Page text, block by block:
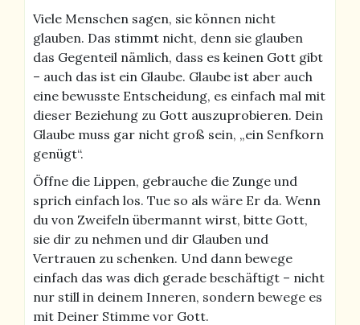
Viele Menschen sagen, sie können nicht
glauben. Das stimmt nicht, denn sie glauben
das Gegenteil nämlich, dass es keinen Gott gibt
– auch das ist ein Glaube. Glaube ist aber auch
eine bewusste Entscheidung, es einfach mal mit
dieser Beziehung zu Gott auszuprobieren. Dein
Glaube muss gar nicht groß sein, „ein Senfkorn
genügt“.
Öffne die Lippen, gebrauche die Zunge und
sprich einfach los. Tue so als wäre Er da. Wenn
du von Zweifeln übermannt wirst, bitte Gott,
sie dir zu nehmen und dir Glauben und
Vertrauen zu schenken. Und dann bewege
einfach das was dich gerade beschäftigt – nicht
nur still in deinem Inneren, sondern bewege es
mit Deiner Stimme vor Gott.